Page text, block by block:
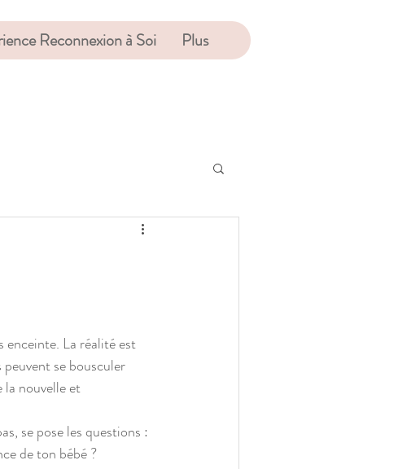
Reconnexion à Soi Plus
enceinte. La réalité est
se bousculer
la nouvelle et
se pose les questions :
de ton bébé ?